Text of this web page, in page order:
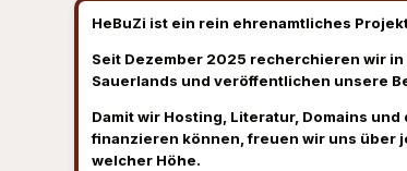
HeBuZi ist ein rein ehrenamtliches
Seit Dezember 2025 recherchieren wir
Sauerlands und veröffentlichen unsere
Damit wir Hosting, Literatur, Domains
finanzieren können, freuen wir uns über
welcher Höhe.